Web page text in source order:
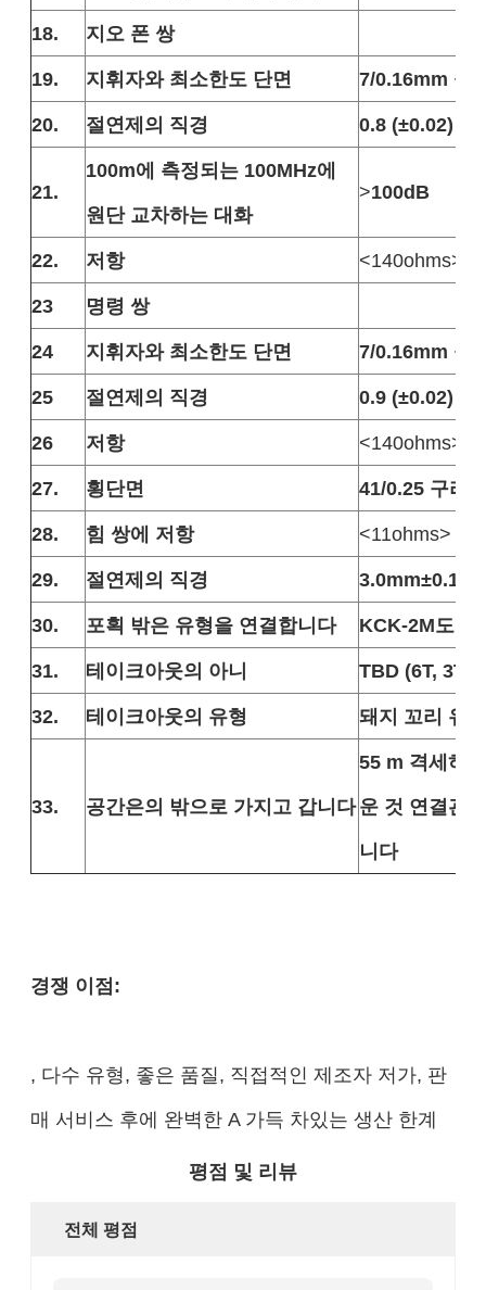
18.
지오 폰 쌍
19.
지휘자와 최소한도 단면
7/0.16mm 물
20.
절연제의 직경 0.8 (±0.02)
21.
100m에 측정되는 100MHz에
원단 교차하는 대화
>100dB
22. 저항
<140ohms>
23
명령 쌍
24
지휘자와 최소한도 단면
7/0.16mm 물
25
절연제의 직경
0.9 (±0.02)
26
저항
<140ohms>
27.
횡단면
41/0.25 구리
28.
힘 쌍에 저항
<11ohms>
29.
절연제의 직경
3.0mm±0.1
30.
포획 밖은 유형을 연결합니다
KCK-2M도의
31.
테이크아웃의 아니
TBD (6T, 3T)
32.
테이크아웃의 유형 돼지 꼬리 유
33. 공간은의 밖으로 가지고 갑니다
55 m 격세하
운 것 연결관
니다
경쟁 이점:
, 다수 유형, 좋은 품질, 직접적인 제조자 저가, 판
매 서비스 후에 완벽한 A 가득 차있는 생산 한계
평점 및 리뷰
전체 평점